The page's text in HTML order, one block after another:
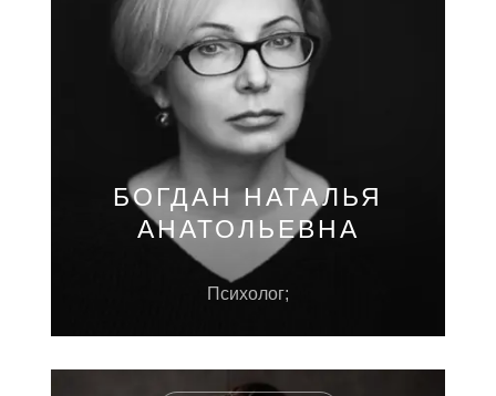
БОГДАН НАТАЛЬЯ
АНАТОЛЬЕВНА
Психолог;